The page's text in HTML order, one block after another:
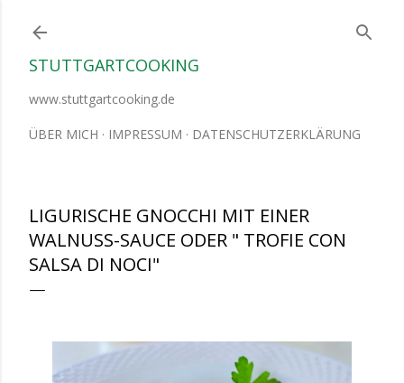
STUTTGARTCOOKING
www.stuttgartcooking.de
ÜBER MICH IMPRESSUM DATENSCHUTZERKLÄRUNG
LIGURISCHE GNOCCHI MIT EINER
WALNUSS-SAUCE ODER " TROFIE CON
SALSA DI NOCI"